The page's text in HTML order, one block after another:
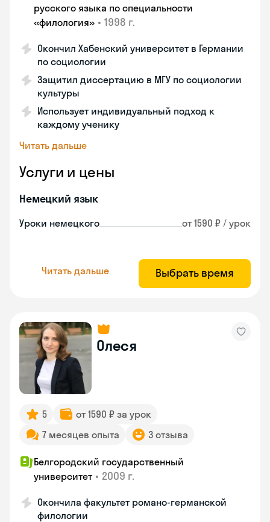
русского языка по специальности
«филология» • 1998 г.
Окончил Хабенский университет в Германии
по социологии
Защитил диссертацию в МГУ по социологии
культуры
Использует индивидуальный подход к
каждому ученику
Читать дальше
Услуги и цены
Немецкий язык
Уроки немецкого от 1590 ₽ / урок
Читать дальше Выбрать время
Олеся
5
от 1590 ₽ за урок
7 месяцев опыта
3 отзыва
Белгородский государственный
университет • 2009 г.
Окончила факультет романо-германской
филологии